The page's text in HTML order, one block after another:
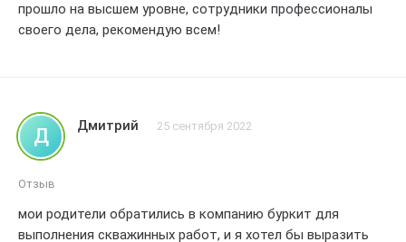
прошло на высшем уровне, сотрудники профессионалы
своего дела, рекомендую всем!
Д Дмитрий 25 сентября 2022
Отзыв
мои родители обратились в компанию буркит для
выполнения скважинных работ, и я хотел бы выразить